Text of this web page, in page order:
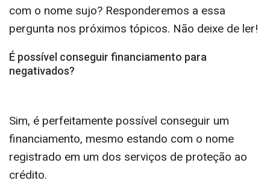
com o nome sujo? Responderemos a essa
pergunta nos próximos tópicos. Não deixe de ler!
É possível conseguir financiamento para
negativados?
Sim, é perfeitamente possível conseguir um
financiamento, mesmo estando com o nome
registrado em um dos serviços de proteção ao
crédito.